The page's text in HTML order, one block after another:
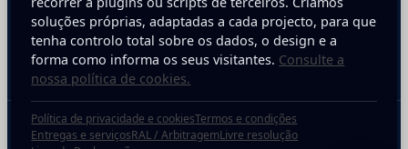
Inscreva-se
Copyright © 2025 DriveWeb. Todos os direitos reservados. Desenvolvido por
soluções próprias, adaptadas a cada projecto, para que
tenha controlo total sobre os dados, o design e a
forma como informa os seus visitantes. Consulte a
nossa política de cookies.
Política de privacidade e cookiesTermos e condições
Entregas e serviçosRAL / ArbitragemLivre resolução